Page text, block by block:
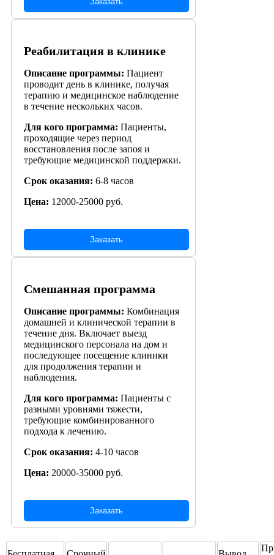
Реабилитация в клинике
Описание программы: Пациент
проводит день в клинике, получая
терапию и медицинское наблюдение
в течение нескольких часов.
Для кого программа: Пациенты,
проходящие через период
восстановления после запоя и
требующие медицинской поддержки.
Срок оказания: 6-8 часов
Цена: 12000-25000 руб.
Заказать
Смешанная программа
Описание программы: Комбинация
домашней и клинической терапии в
течение дня. Включает выезд
медицинского персонала на дом и
последующее посещение клиники
для продолжения терапии и
наблюдения.
Для кого программа: Пациенты с
разными уровнями тяжести,
требующие комбинированного
подхода к лечению.
Срок оказания: 4-10 часов
Цена: 20000-35000 руб.
Заказать